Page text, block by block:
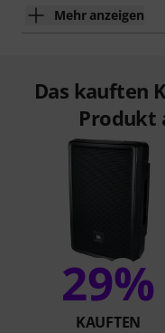
Mehr anzeigen
Das kauften
Produkt
29%
KAUFTEN